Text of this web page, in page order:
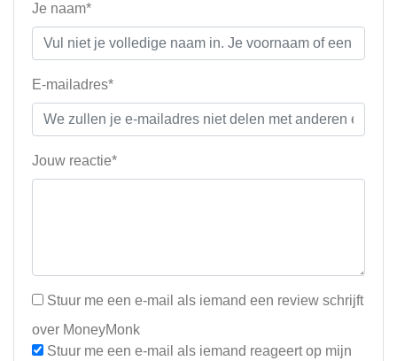
Je naam*
E-mailadres*
Jouw reactie*
Stuur me een e-mail als iemand een review schrijft
over MoneyMonk
Stuur me een e-mail als iemand reageert op mijn